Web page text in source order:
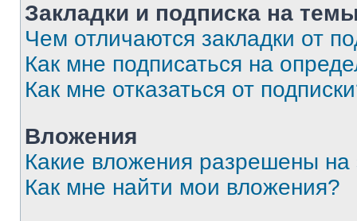
Закладки и подписка на
Чем отличаются закладки от
Как мне подписаться на
Как мне отказаться от
Вложения
Какие вложения разрешены
Как мне найти мои вложения?